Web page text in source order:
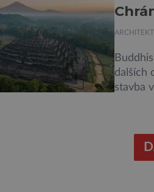
ose té
dalších
stavba